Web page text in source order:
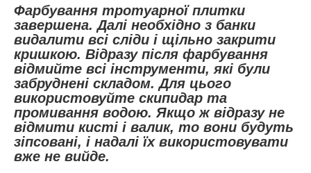
Фарбування тротуарної плитки
завершена. Далі необхідно з банки
видалити всі сліди і щільно закрити
кришкою. Відразу після фарбування
відмийте всі інструменти, які були
забруднені складом. Для цього
використовуйте скипидар та
промивання водою. Якщо ж відразу не
відмити кисті і валик, то вони будуть
зіпсовані, і надалі їх використовувати
вже не вийде.